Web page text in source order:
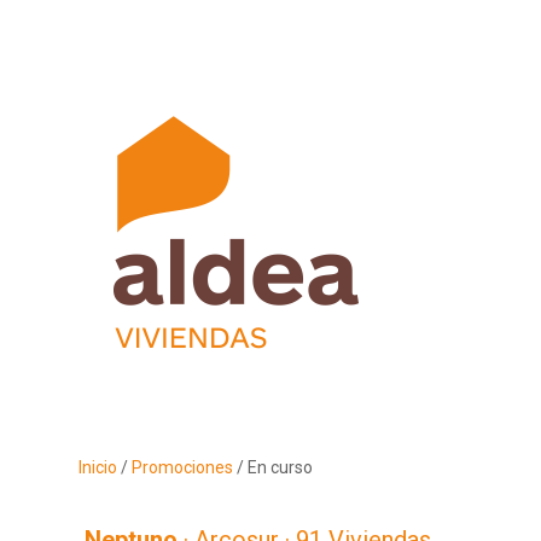
Inicio / Promociones / En curso